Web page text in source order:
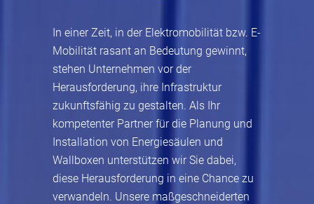
In einer Zeit, in der Elektromobilität bzw. E-
Mobilität rasant an Bedeutung gewinnt,
stehen Unternehmen vor der
Herausforderung, ihre Infrastruktur
zukunftsfähig zu gestalten. Als Ihr
kompetenter Partner für die Planung und
Installation von Energiesäulen und
Wallboxen unterstützen wir Sie dabei,
diese Herausforderung in eine Chance zu
verwandeln. Unsere maßgeschneiderten